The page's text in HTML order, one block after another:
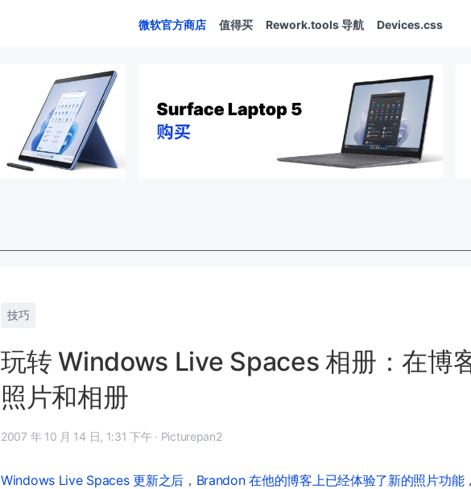
微软官方商店 值得买 Rework.tools 导航 Devices.css
技巧
玩转 Windows Live Spaces 相册：在博
照片和相册
2007 年 10 月 14 日, 1:31 下午 · Picturepan2
Windows Live Spaces 更新之后， Brandon 在他的博客上已经体验了新的照片功能